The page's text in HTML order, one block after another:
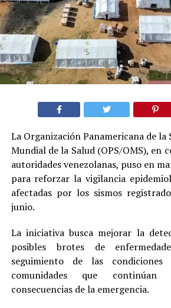
La Organización Panamericana de
Mundial de la Salud (OPS/OMS), en
autoridades venezolanas, puso en
para reforzar la vigilancia
afectadas por los sismos
junio.
La iniciativa busca mejorar la
posibles brotes de
seguimiento de las
comunidades que continúan
consecuencias de la emergencia.